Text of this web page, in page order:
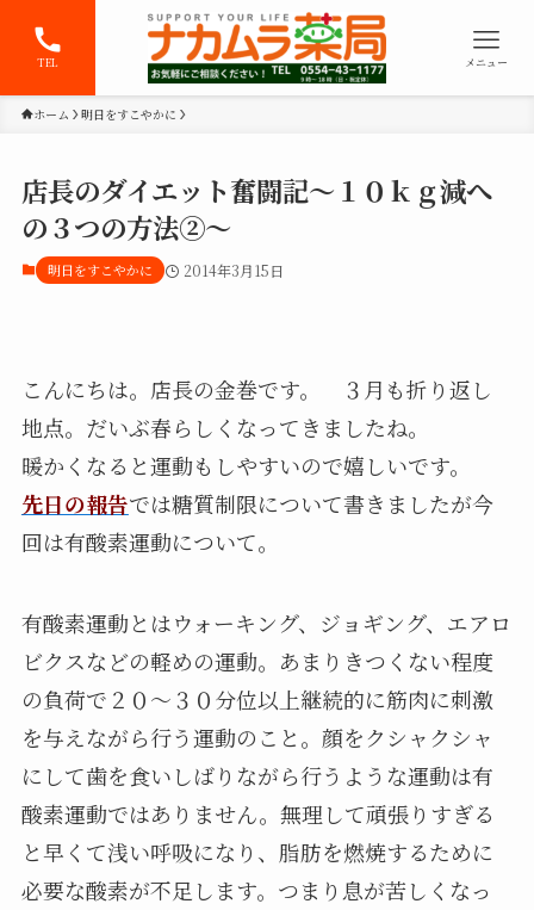
TEL メニュー
ホーム 明日をすこやかに
店長のダイエット奮闘記～１０ｋｇ減へ
の３つの方法②～
明日をすこやかに 2014年3月15日
こんにちは。店長の金巻です。 ３月も折り返し
地点。だいぶ春らしくなってきましたね。
暖かくなると運動もしやすいので嬉しいです。
先日の報告では糖質制限について書きましたが今
回は有酸素運動について。
有酸素運動とはウォーキング、ジョギング、エアロ
ビクスなどの軽めの運動。あまりきつくない程度
の負荷で２０～３０分位以上継続的に筋肉に刺激
を与えながら行う運動のこと。顔をクシャクシャ
にして歯を食いしばりながら行うような運動は有
酸素運動ではありません。無理して頑張りすぎる
と早くて浅い呼吸になり、脂肪を燃焼するために
必要な酸素が不足します。つまり息が苦しくなっ